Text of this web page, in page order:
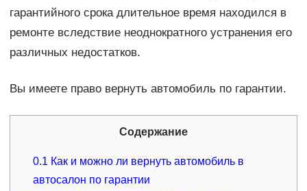
гарантийного срока длительное время находился в
ремонте вследствие неоднократного устранения его
различных недостатков.
Вы имеете право вернуть автомобиль по гарантии.
Содержание
0.1 Как и можно ли вернуть автомобиль в
автосалон по гарантии